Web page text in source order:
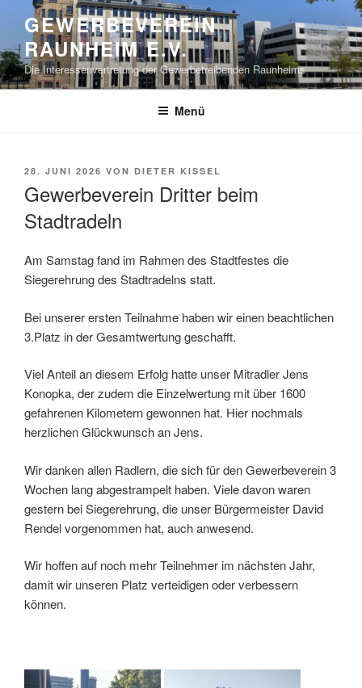
Inhalt
springen
GEWERBEVEREIN
RAUNHEIM E.V.
Die Interessenvertretung der Gewerbetreibenden Raunheims
Menü
VERÖFFENTLICHT
28. JUNI 2026 VON DIETER KISSEL
Gewerbeverein Dritter beim
Stadtradeln
Am Samstag fand im Rahmen des Stadtfestes die
Siegerehrung des Stadtradelns statt.
Bei unserer ersten Teilnahme haben wir einen beachtlichen
3.Platz in der Gesamtwertung geschafft.
Viel Anteil an diesem Erfolg hatte unser Mitradler Jens
Konopka, der zudem die Einzelwertung mit über 1600
gefahrenen Kilometern gewonnen hat. Hier nochmals
herzlichen Glückwunsch an Jens.
Wir danken allen Radlern, die sich für den Gewerbeverein 3
Wochen lang abgestrampelt haben. Viele davon waren
gestern bei Siegerehrung, die unser Bürgermeister David
Rendel vorgenommen hat, auch anwesend.
Wir hoffen auf noch mehr Teilnehmer im nächsten Jahr,
damit wir unseren Platz verteidigen oder verbessern
können.